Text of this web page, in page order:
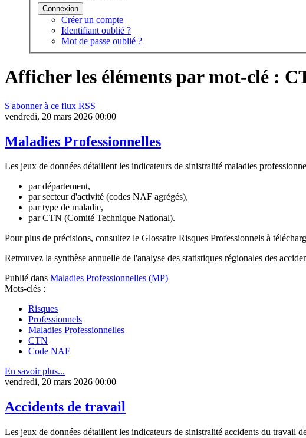
Créer un compte
Identifiant oublié ?
Mot de passe oublié ?
Afficher les éléments par mot-clé :
S'abonner à ce flux RSS
vendredi, 20 mars 2026 00:00
Maladies Professionnelles
Les jeux de données détaillent les indicateurs de sinistralité maladies
par département,
par secteur d'activité (codes NAF agrégés),
par type de maladie,
par CTN (Comité Technique National).
Pour plus de précisions, consultez le Glossaire Risques Professionnels à
Retrouvez la synthèse annuelle de l'analyse des statistiques régionales des
Publié dans Maladies Professionnelles (MP)
Mots-clés :
Risques
Professionnels
Maladies Professionnelles
CTN
Code NAF
En savoir plus...
vendredi, 20 mars 2026 00:00
Accidents de travail
Les jeux de données détaillent les indicateurs de sinistralité accidents du travail